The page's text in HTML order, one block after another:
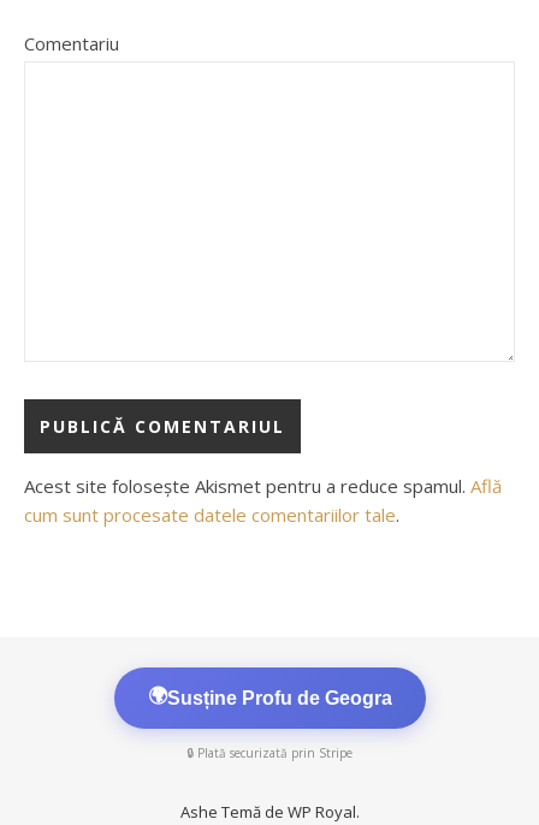
Comentariu
Acest site folosește Akismet pentru a reduce spamul. Află
cum sunt procesate datele comentariilor tale.
🌍Susține Profu de Geogra
🔒 Plată securizată prin Stripe
Ashe Temă de WP Royal.